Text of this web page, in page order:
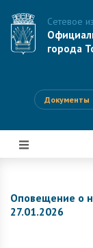
Сетевое
города
Документы
|||
Оповещение о
27.01.2026